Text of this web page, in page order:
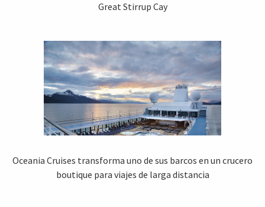
Great Stirrup Cay
Oceania Cruises transforma uno de sus barcos en un crucero
boutique para viajes de larga distancia